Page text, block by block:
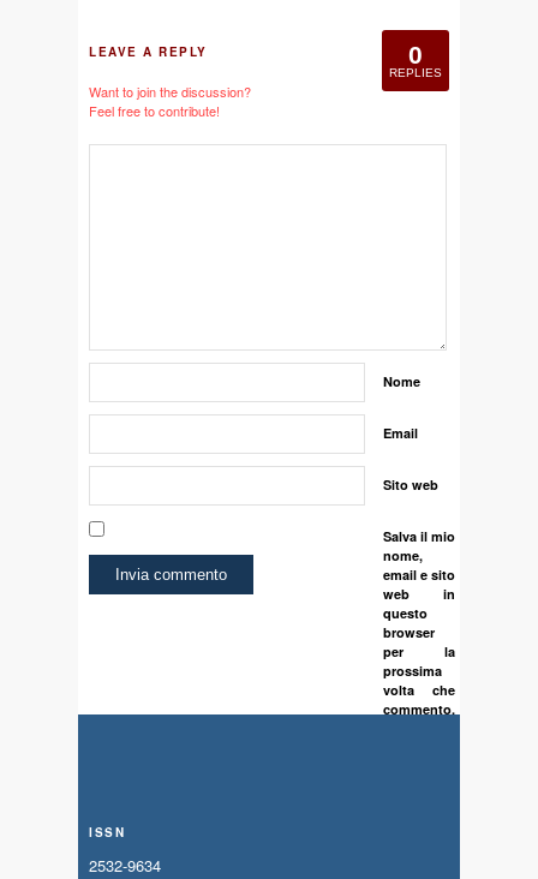
0
REPLIES
LEAVE A REPLY
Want to join the discussion?
Feel free to contribute!
Nome
Email
Sito web
Salva il mio
nome,
email e sito
web in
questo
browser
per la
prossima
volta che
commento.
ISSN
2532-9634